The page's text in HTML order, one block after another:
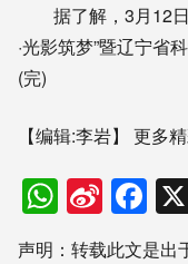
据了解，3月12日
·光影筑梦”暨辽宁省
(完)
【编辑:李岩】 更多
Sina
声明：转载此文是出